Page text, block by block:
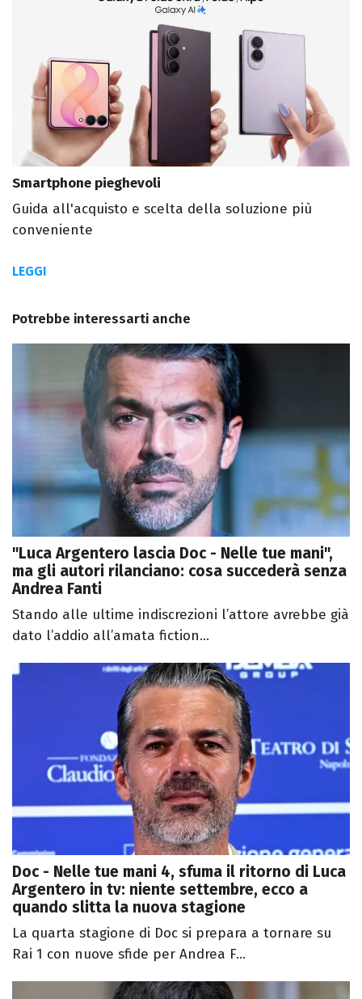
Smartphone pieghevoli
Guida all'acquisto e scelta della soluzione più
conveniente
LEGGI
Potrebbe interessarti anche
"Luca Argentero lascia Doc - Nelle tue mani",
ma gli autori rilanciano: cosa succederà senza
Andrea Fanti
Stando alle ultime indiscrezioni l’attore avrebbe già
dato l’addio all’amata fiction...
Doc - Nelle tue mani 4, sfuma il ritorno di Luca
Argentero in tv: niente settembre, ecco a
quando slitta la nuova stagione
La quarta stagione di Doc si prepara a tornare su
Rai 1 con nuove sfide per Andrea F...